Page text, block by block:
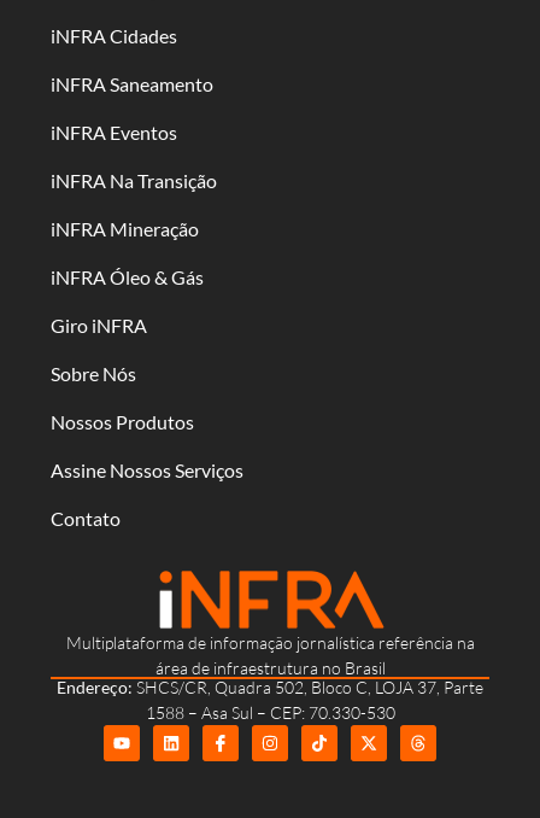
Multiplataforma de informação jornalística referência na
área de infraestrutura no Brasil
Endereço: SHCS/CR, Quadra 502, Bloco C, LOJA 37, Parte
1588 – Asa Sul – CEP: 70.330-530
iNFRA Cidades
iNFRA Saneamento
iNFRA Eventos
iNFRA Na Transição
iNFRA Mineração
iNFRA Óleo & Gás
Giro iNFRA
Sobre Nós
Nossos Produtos
Assine Nossos Serviços
Contato